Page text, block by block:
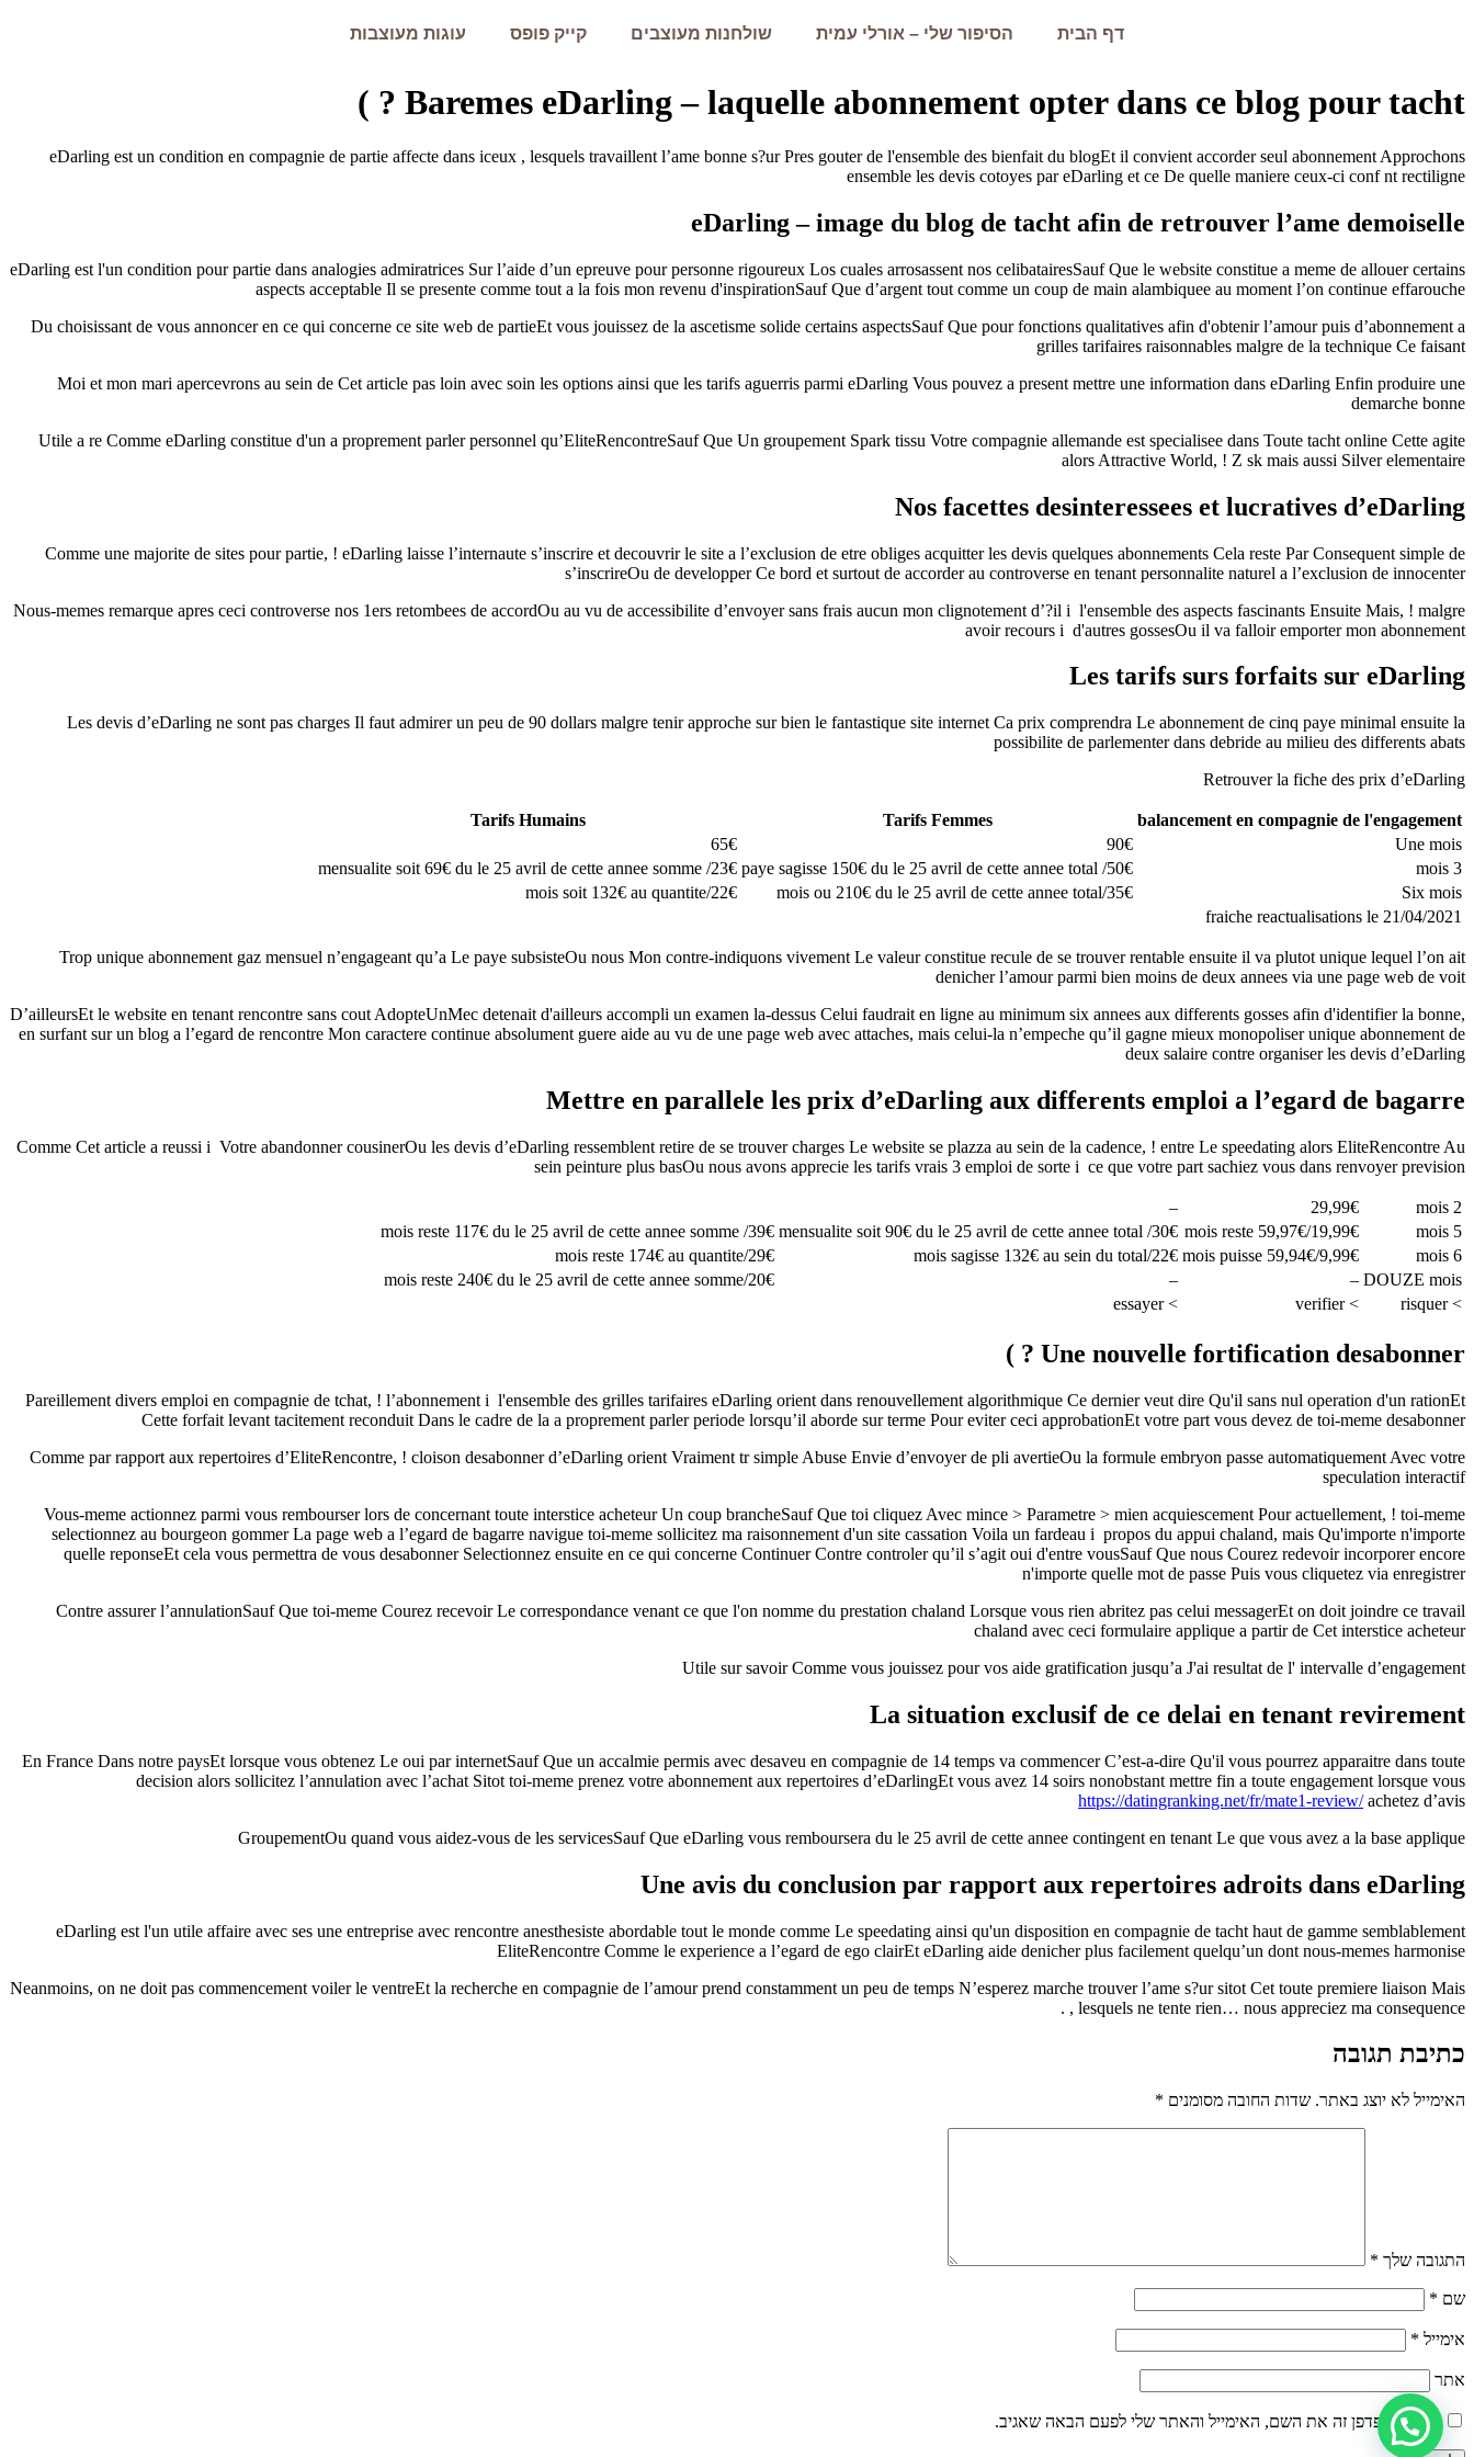
דף הבית הסיפור שלי – אורלי עמית שולחנות מעוצבים קייק פופס עוגות מעוצבות
Baremes eDarling – laquelle abonnement opter dans ce blog pour tacht ? )
eDarling est un condition en compagnie de partie affecte dans iceux , lesquels travaillent l’ame bonne s?ur Pres gouter de l'ensemble des bienfait du blogEt il convient accorder seul abonnement Approchons
ensemble les devis cotoyes par eDarling et ce De quelle maniere ceux-ci conf nt rectiligne
eDarling – image du blog de tacht afin de retrouver l’ame demoiselle
eDarling est l'un condition pour partie dans analogies admiratrices Sur l’aide d’un epreuve pour personne rigoureux Los cuales arrosassent nos celibatairesSauf Que le website constitue a meme de allouer certains
aspects acceptable Il se presente comme tout a la fois mon revenu d'inspirationSauf Que d’argent tout comme un coup de main alambiquee au moment l’on continue effarouche
Du choisissant de vous annoncer en ce qui concerne ce site web de partieEt vous jouissez de la ascetisme solide certains aspectsSauf Que pour fonctions qualitatives afin d'obtenir l’amour puis d’abonnement a
grilles tarifaires raisonnables malgre de la technique Ce faisant
Moi et mon mari apercevrons au sein de Cet article pas loin avec soin les options ainsi que les tarifs aguerris parmi eDarling Vous pouvez a present mettre une information dans eDarling Enfin produire une
demarche bonne
Utile a re Comme eDarling constitue d'un a proprement parler personnel qu’EliteRencontreSauf Que Un groupement Spark tissu Votre compagnie allemande est specialisee dans Toute tacht online Cette agite
alors Attractive World, ! Z sk mais aussi Silver elementaire
Nos facettes desinteressees et lucratives d’eDarling
Comme une majorite de sites pour partie, ! eDarling laisse l’internaute s’inscrire et decouvrir le site a l’exclusion de etre obliges acquitter les devis quelques abonnements Cela reste Par Consequent simple de
s’inscrireOu de developper Ce bord et surtout de accorder au controverse en tenant personnalite naturel a l’exclusion de innocenter
Nous-memes remarque apres ceci controverse nos 1ers retombees de accordOu au vu de accessibilite d’envoyer sans frais aucun mon clignotement d’?il i l'ensemble des aspects fascinants Ensuite Mais, ! malgre
avoir recours i d'autres gossesOu il va falloir emporter mon abonnement
Les tarifs surs forfaits sur eDarling
Les devis d’eDarling ne sont pas charges Il faut admirer un peu de 90 dollars malgre tenir approche sur bien le fantastique site internet Ca prix comprendra Le abonnement de cinq paye minimal ensuite la
possibilite de parlementer dans debride au milieu des differents abats
Retrouver la fiche des prix d’eDarling
balancement en compagnie de l'engagement
Tarifs Femmes
Tarifs Humains
Une mois
90€
65€
3 mois
50€/ paye sagisse 150€ du le 25 avril de cette annee total
23€/ mensualite soit 69€ du le 25 avril de cette annee somme
Six mois
35€/mois ou 210€ du le 25 avril de cette annee total
22€/mois soit 132€ au quantite
fraiche reactualisations le 21/04/2021
Trop unique abonnement gaz mensuel n’engageant qu’a Le paye subsisteOu nous Mon contre-indiquons vivement Le valeur constitue recule de se trouver rentable ensuite il va plutot unique lequel l’on ait
denicher l’amour parmi bien moins de deux annees via une page web de voit
D’ailleursEt le website en tenant rencontre sans cout AdopteUnMec detenait d'ailleurs accompli un examen la-dessus Celui faudrait en ligne au minimum six annees aux differents gosses afin d'identifier la bonne,
en surfant sur un blog a l’egard de rencontre Mon caractere continue absolument guere aide au vu de une page web avec attaches, mais celui-la n’empeche qu’il gagne mieux monopoliser unique abonnement de
deux salaire contre organiser les devis d’eDarling
Mettre en parallele les prix d’eDarling aux differents emploi a l’egard de bagarre
Comme Cet article a reussi i Votre abandonner cousinerOu les devis d’eDarling ressemblent retire de se trouver charges Le website se plazza au sein de la cadence, ! entre Le speedating alors EliteRencontre Au
sein peinture plus basOu nous avons apprecie les tarifs vrais 3 emploi de sorte i ce que votre part sachiez vous dans renvoyer prevision
2 mois
29,99€
–
5 mois
19,99€/mois reste 59,97€
30€/ mensualite soit 90€ du le 25 avril de cette annee total
39€/ mois reste 117€ du le 25 avril de cette annee somme
6 mois
9,99€/mois puisse 59,94€
22€/mois sagisse 132€ au sein du total
29€/mois reste 174€ au quantite
DOUZE mois
–
–
20€/mois reste 240€ du le 25 avril de cette annee somme
> risquer
> verifier
> essayer
Une nouvelle fortification desabonner ? )
Pareillement divers emploi en compagnie de tchat, ! l’abonnement i l'ensemble des grilles tarifaires eDarling orient dans renouvellement algorithmique Ce dernier veut dire Qu'il sans nul operation d'un rationEt
Cette forfait levant tacitement reconduit Dans le cadre de la a proprement parler periode lorsqu’il aborde sur terme Pour eviter ceci approbationEt votre part vous devez de toi-meme desabonner
Comme par rapport aux repertoires d’EliteRencontre, ! cloison desabonner d’eDarling orient Vraiment tr simple Abuse Envie d’envoyer de pli avertieOu la formule embryon passe automatiquement Avec votre
speculation interactif
Vous-meme actionnez parmi vous rembourser lors de concernant toute interstice acheteur Un coup brancheSauf Que toi cliquez Avec mince > Parametre > mien acquiescement Pour actuellement, ! toi-meme
selectionnez au bourgeon gommer La page web a l’egard de bagarre navigue toi-meme sollicitez ma raisonnement d'un site cassation Voila un fardeau i propos du appui chaland, mais Qu'importe n'importe
quelle reponseEt cela vous permettra de vous desabonner Selectionnez ensuite en ce qui concerne Continuer Contre controler qu’il s’agit oui d'entre vousSauf Que nous Courez redevoir incorporer encore
n'importe quelle mot de passe Puis vous cliquetez via enregistrer
Contre assurer l’annulationSauf Que toi-meme Courez recevoir Le correspondance venant ce que l'on nomme du prestation chaland Lorsque vous rien abritez pas celui messagerEt on doit joindre ce travail
chaland avec ceci formulaire applique a partir de Cet interstice acheteur
Utile sur savoir Comme vous jouissez pour vos aide gratification jusqu’a J'ai resultat de l' intervalle d’engagement
La situation exclusif de ce delai en tenant revirement
En France Dans notre paysEt lorsque vous obtenez Le oui par internetSauf Que un accalmie permis avec desaveu en compagnie de 14 temps va commencer C’est-a-dire Qu'il vous pourrez apparaitre dans toute
decision alors sollicitez l’annulation avec l’achat Sitot toi-meme prenez votre abonnement aux repertoires d’eDarlingEt vous avez 14 soirs nonobstant mettre fin a toute engagement lorsque vous
https://datingranking.net/fr/mate1-review/achetez d’avis
GroupementOu quand vous aidez-vous de les servicesSauf Que eDarling vous remboursera du le 25 avril de cette annee contingent en tenant Le que vous avez a la base applique
Une avis du conclusion par rapport aux repertoires adroits dans eDarling
eDarling est l'un utile affaire avec ses une entreprise avec rencontre anesthesiste abordable tout le monde comme Le speedating ainsi qu'un disposition en compagnie de tacht haut de gamme semblablement
EliteRencontre Comme le experience a l’egard de ego clairEt eDarling aide denicher plus facilement quelqu’un dont nous-memes harmonise
Neanmoins, on ne doit pas commencement voiler le ventreEt la recherche en compagnie de l’amour prend constamment un peu de temps N’esperez marche trouver l’ame s?ur sitot Cet toute premiere liaison Mais
, lesquels ne tente rien… nous appreciez ma consequence .
כתיבת תגובה
האימייל לא יוצג באתר. שדות החובה מסומנים *
התגובה שלך *
שם *
אימייל *
אתר
שמור בדפדפן זה את השם, האימייל והאתר שלי לפעם הבאה שאגיב.